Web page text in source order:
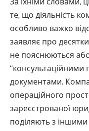
те, що діяльність
особливо важко
заявляє про
не пояснюються
“консультаційними
документами.
операційного
зареєстрованої
поділяють з